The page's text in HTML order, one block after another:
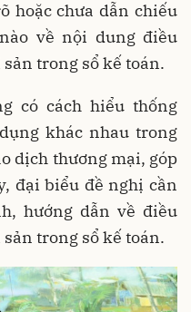
hoặc chưa dẫn chiếu
về nội dung điều
trong sổ kế toán.
có cách hiểu thống
khác nhau trong
dịch thương mại, góp
đại biểu đề nghị cần
hướng dẫn về điều
trong sổ kế toán.